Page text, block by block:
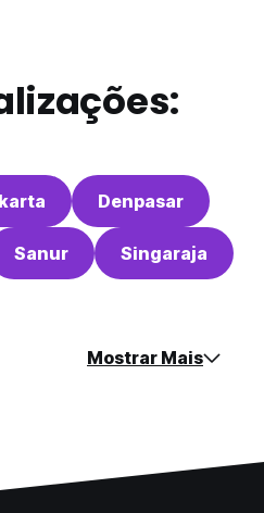
Denpasar
Sanur Singaraja
Mostrar Mais